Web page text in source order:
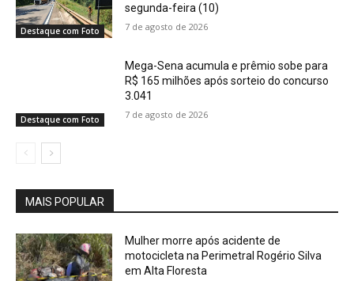
Destaque com Foto
segunda-feira (10)
7 de agosto de 2026
Destaque com Foto
Mega-Sena acumula e prêmio sobe para
R$ 165 milhões após sorteio do concurso
3.041
7 de agosto de 2026
MAIS POPULAR
Mulher morre após acidente de
motocicleta na Perimetral Rogério Silva
em Alta Floresta